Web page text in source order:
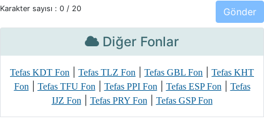
Karakter sayısı : 0 / 20
Diğer Fonlar
Tefas KDT Fon Tefas TLZ Fon Tefas GBL Fon
Tefas KHT
Fon| Tefas TFU Fon| Tefas PPI Fon| Tefas ESP Fon|
Tefas
IJZ Fon| Tefas PRY Fon| Tefas GSP Fon